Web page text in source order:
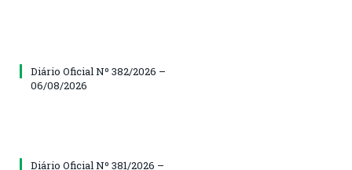
Diário Oficial Nº 382/2026 –
06/08/2026
Diário Oficial Nº 381/2026 –